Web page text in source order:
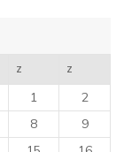
Z Z
1
2
8
9